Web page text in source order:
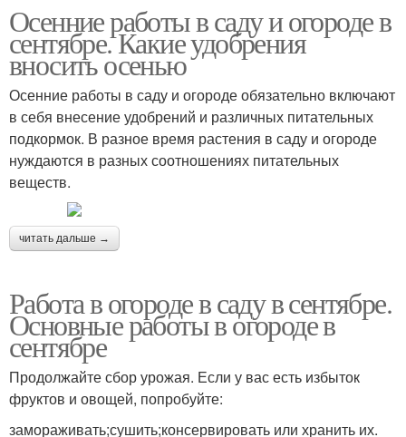
Осенние работы в саду и огороде в
сентябре. Какие удобрения
вносить осенью
Осенние работы в саду и огороде обязательно включают
в себя внесение удобрений и различных питательных
подкормок. В разное время растения в саду и огороде
нуждаются в разных соотношениях питательных
веществ.
читать дальше →
Работа в огороде в саду в сентябре.
Основные работы в огороде в
сентябре
Продолжайте сбор урожая. Если у вас есть избыток
фруктов и овощей, попробуйте:
замораживать;сушить;консервировать или хранить их.